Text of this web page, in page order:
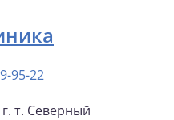
95-22
т. Северный